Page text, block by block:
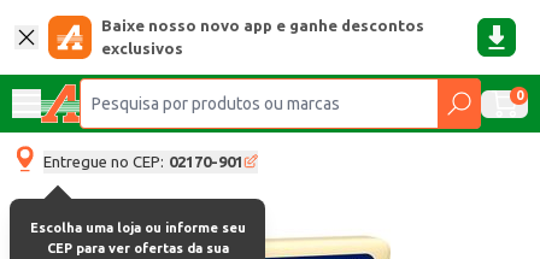
Baixe nosso novo app e ganhe descontos
exclusivos
0
Entregue no CEP: 02170-901
Escolha uma loja ou informe seu
CEP para ver ofertas da sua